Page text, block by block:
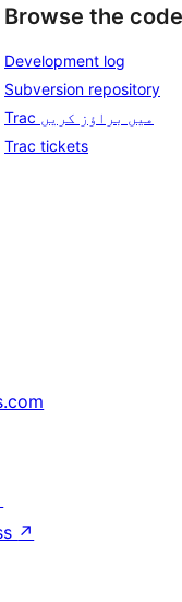
Browse the code
Development log
Subversion repository
Trac میں براؤز کریں
Trac tickets
↗